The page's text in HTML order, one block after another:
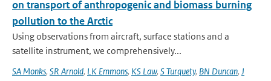
on transport of anthropogenic and biomass burning
pollution to the Arctic
Using observations from aircraft, surface stations and a
satellite instrument, we comprehensively...
SA Monks, SR Arnold, LK Emmons, KS Law, S Turquety, BN Duncan, J